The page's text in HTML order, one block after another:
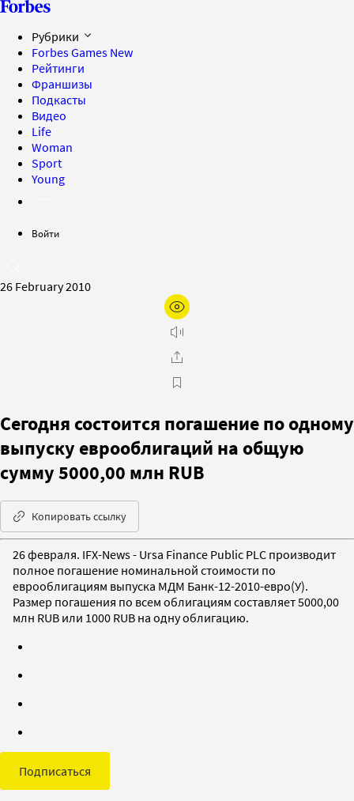
Рубрики
Forbes Games New
Рейтинги
Франшизы
Подкасты
Видео
Life
Woman
Sport
Young
Войти
26 February 2010
Сегодня состоится погашение по одному
выпуску еврооблигаций на общую
сумму 5000,00 млн RUB
Копировать ссылку
26 февраля. IFX-News - Ursa Finance Public PLC производит
полное погашение номинальной стоимости по
еврооблигациям выпуска МДМ Банк-12-2010-евро(У).
Размер погашения по всем облигациям составляет 5000,00
млн RUB или 1000 RUB на одну облигацию.
Подписаться